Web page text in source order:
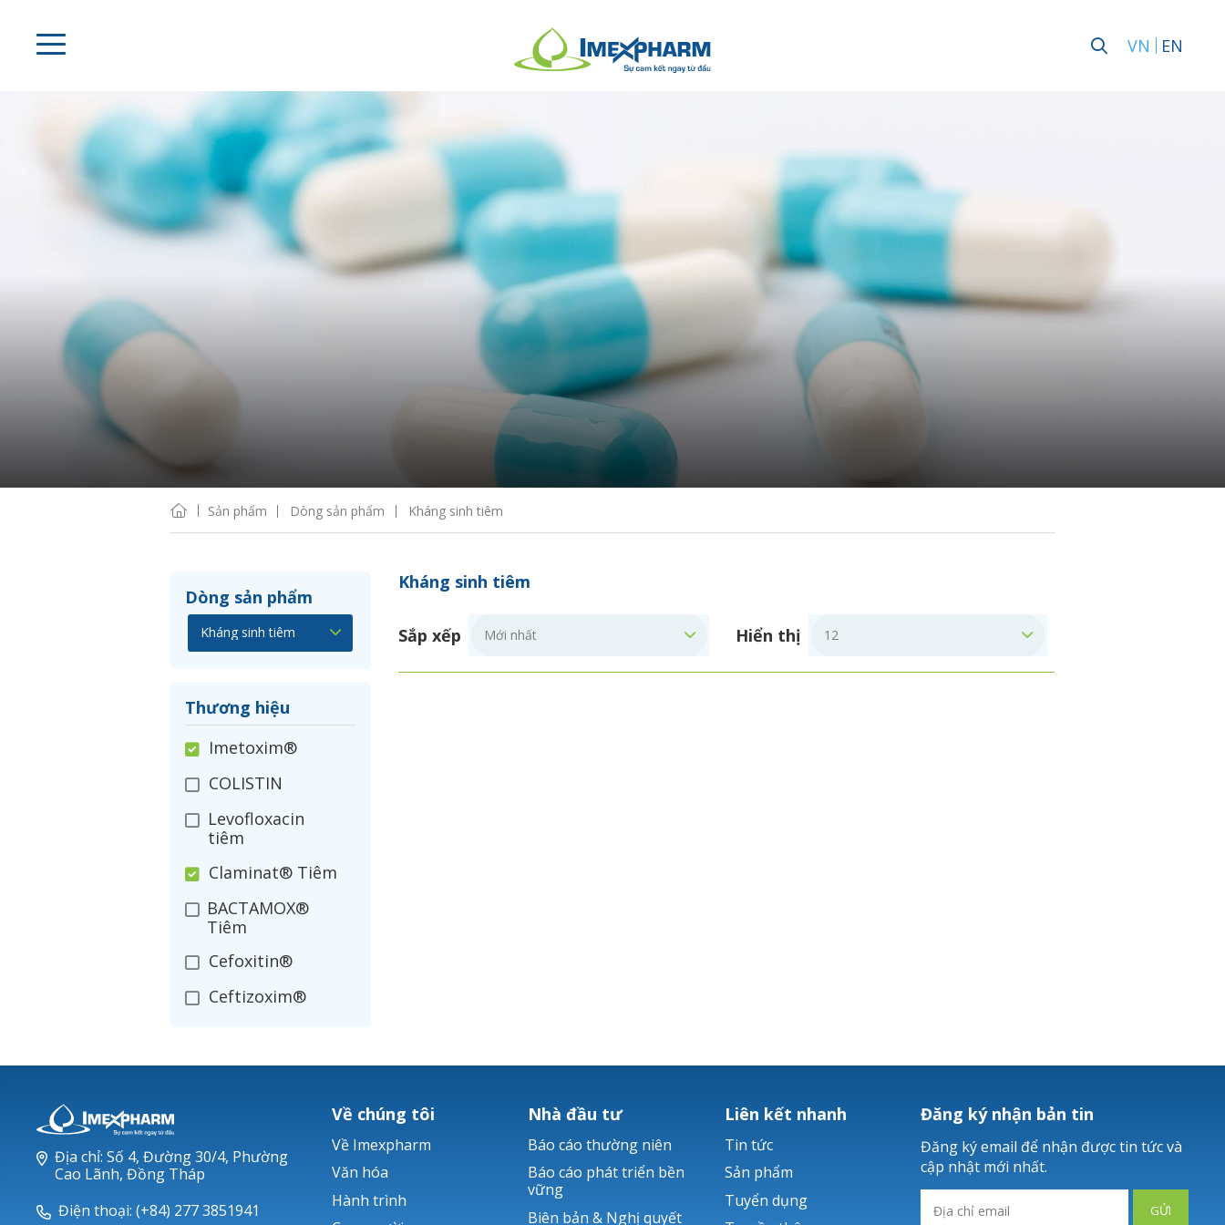
VN EN
Sản phẩm Dòng sản phẩm Kháng sinh tiêm
Dòng sản phẩm
Thương hiệu
Imetoxim®
COLISTIN
Levofloxacin
tiêm
Claminat® Tiêm
BACTAMOX®
Tiêm
Cefoxitin®
Ceftizoxim®
Nerusyn®
Ticarlinat®
Zobacta®
Kháng sinh tiêm
Sắp xếp Hiển thị
Địa chỉ: Số 4, Đường 30/4, Phường
Cao Lãnh, Đồng Tháp
Điện thoại: (+84) 277 3851941
Về chúng tôi
Về Imexpharm
Văn hóa
Hành trình
Nhà đầu tư
Báo cáo thường niên
Báo cáo phát triển bền
vững
Biên bản & Nghị quyết
Liên kết nhanh
Tin tức
Sản phẩm
Tuyển dụng
Đăng ký nhận bản tin
Đăng ký email để nhận được tin tức và
cập nhật mới nhất.
GỬI